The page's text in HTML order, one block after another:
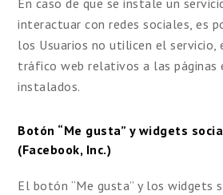
En caso de que se instale un
interactuar con redes sociales, es
los Usuarios no utilicen el servicio,
tráfico web relativos a las páginas
instalados.
Botón “Me gusta” y widgets
(Facebook, Inc.)
El botón “Me gusta” y los widgets